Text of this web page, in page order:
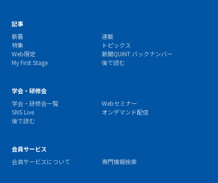
記事
新着
連載
特集
トピックス
Web限定
新聞QUINT バックナンバー
My First Stage
後で読む
学会・研修会
学会・研修会一覧
Webセミナー
SNS Live
オンデマンド配信
後で読む
会員サービス
会員サービスについて
専門情報検索